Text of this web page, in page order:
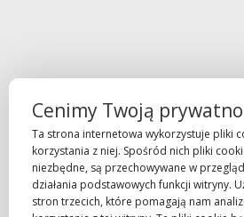
Cenimy Twoją
Ta strona internetowa wykorzystuje pliki
korzystania z niej. Spośród nich pliki
niezbędne, są przechowywane w
działania podstawowych funkcji witryny.
stron trzecich, które pomagają nam